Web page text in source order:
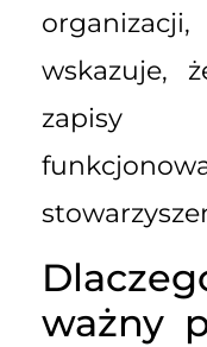
wskazuje,
zapisy
ważny